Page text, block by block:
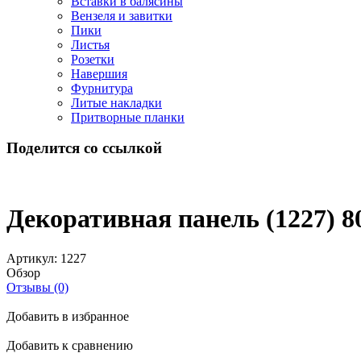
Вензеля и завитки
Пики
Листья
Розетки
Навершия
Фурнитура
Литые накладки
Притворные планки
Поделится со ссылкой
Декоративная панель (1227)
Артикул: 1227
Обзор
Отзывы (0)
Добавить в избранное
Добавить к сравнению